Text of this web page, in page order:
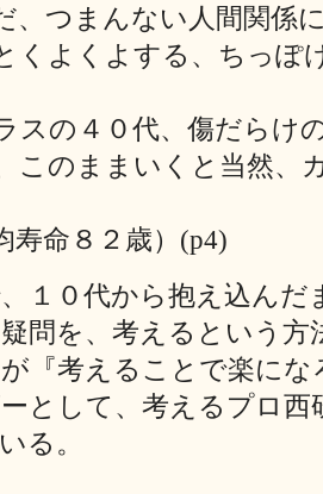
、つまんない人間関係
くよくよする、ちっぽ
スの４０代、傷だらけ
このままいくと当然、
寿命８２歳）(p4)
１０代から抱え込んだ
問を、考えるという方
『考えることで楽にな
として、考えるプロ西
る。